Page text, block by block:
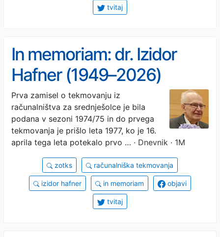
tvitaj
In memoriam: dr. Izidor
Hafner (1949–2026)
Prva zamisel o tekmovanju iz
računalništva za srednješolce je bila
podana v sezoni 1974/75 in do prvega
tekmovanja je prišlo leta 1977, ko je 16.
aprila tega leta potekalo prvo … · Dnevnik · 1M
zotks računalniška tekmovanja
izidor hafner in memoriam objavi
tvitaj